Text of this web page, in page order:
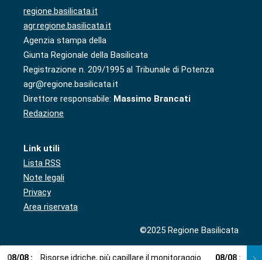
regione.basilicata.it
agr.regione.basilicata.it
Agenzia stampa della
Giunta Regionale della Basilicata
Registrazione n. 209/1995 al Tribunale di Potenza
agr@regione.basilicata.it
Direttore responsabile: Massimo Brancati
Redazione
Link utili
Lista RSS
Note legali
Privacy
Area riservata
©2025 Regione Basilicata
08/08 : Risorse idriche, più capillare il monitoraggio 08/08 :